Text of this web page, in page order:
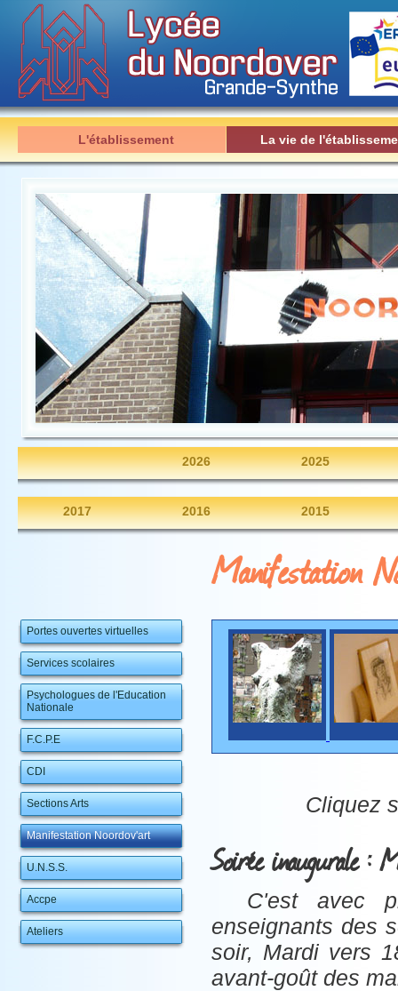
L'établissement La vie de
2026 2025
2017 2016 2015
Manifestation
Portes ouvertes virtuelles
Services scolaires
Psychologues de l'Education
Nationale
F.C.P.E
CDI
Sections Arts
Manifestation Noordov'art
U.N.S.S.
Accpe
Ateliers
Cliquez
Soirée inaugurale :
C'est avec
enseignants des
soir, Mardi vers
avant-goût des